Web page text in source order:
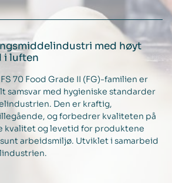
med høyt
i luften
70 Food Grade II (FG)-familien er
samsvar med hygieniske standarder
Den er kraftig,
og forbedrer kvaliteten på
kvalitet og levetid for produktene
arbeidsmiljø. Utviklet i samarbeid